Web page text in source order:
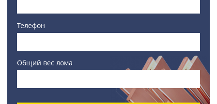
Телефон
Общий вес лома